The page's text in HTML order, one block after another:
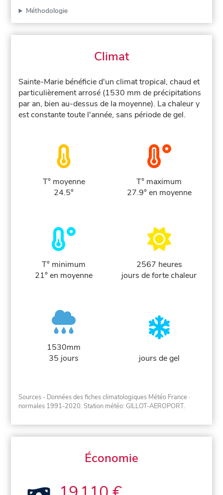
Méthodologie
Climat
Sainte-Marie bénéficie d'un climat tropical, chaud et
particulièrement arrosé (1530 mm de précipitations
par an, bien au-dessus de la moyenne). La chaleur y
est constante toute l'année, sans période de gel.
T° moyenne
24.5°
T° maximum
27.9° en moyenne
T° minimum
21° en moyenne
2567 heures
jours de forte chaleur
1530mm
35 jours
jours de gel
Sources - Données des fiches climatologiques Météo France ·
normales 1991-2020. Station météo: GILLOT-AEROPORT.
Économie